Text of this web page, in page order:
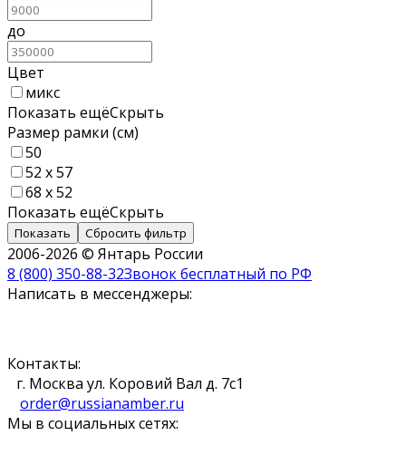
до
Цвет
микс
Показать ещёСкрыть
Размер рамки (см)
50
52 х 57
68 х 52
Показать ещёСкрыть
Показать Сбросить фильтр
2006-2026 © Янтарь России
8 (800) 350-88-32Звонок бесплатный по РФ
Написать в мессенджеры:
Контакты:
г. Москва ул. Коровий Вал д. 7с1
order@russianamber.ru
Мы в социальных сетях: